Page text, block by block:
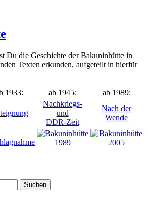
Du die Geschichte der Bakuninhütte in
Texten erkunden, aufgeteilt in hierfür
1933: ab 1945: ab 1989:
Nachkriegs-
und
DDR-Zeit
Nach der
Wende
Suchen